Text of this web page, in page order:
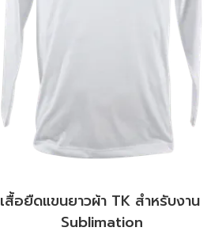
เสื้อยืดแขนยาวผ้า TK สำหรับงาน
Sublimation